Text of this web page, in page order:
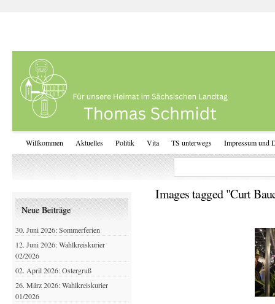
Willkommen Aktuelles Politik Vita TS unterwegs Impressum und
Images tagged "Curt
Neue Beiträge
30. Juni 2026: Sommerferien
12. Juni 2026: Wahlkreiskurier
02/2026
02. April 2026: Ostergruß
26. März 2026: Wahlkreiskurier
01/2026